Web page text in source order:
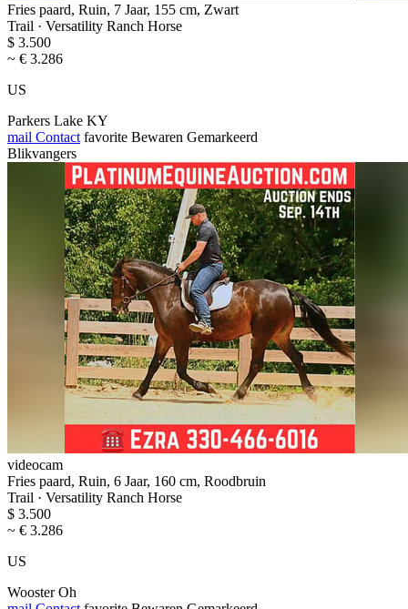
Fries paard, Ruin, 7 Jaar, 155 cm, Zwart
Trail · Versatility Ranch Horse
$ 3.500
~ € 3.286
US
Parkers Lake KY
mail Contact favorite Bewaren Gemarkeerd
Blikvangers
videocam
Fries paard, Ruin, 6 Jaar, 160 cm, Roodbruin
Trail · Versatility Ranch Horse
$ 3.500
~ € 3.286
US
Wooster Oh